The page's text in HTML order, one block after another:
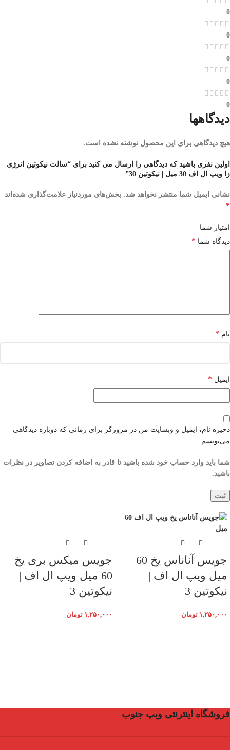
0
0
0
0
0
دیدگاهها
هیچ دیدگاهی برای این محصول نوشته نشده است.
اولین نفری باشید که دیدگاهی را ارسال می کنید برای “سالت نیکوتین انرژی
زا ویپ ال اف 30 میل | نیکوتین 30”
نشانی ایمیل شما منتشر نخواهد شد. بخش‌های موردنیاز علامت‌گذاری شده‌اند
*
امتیاز شما
دیدگاه شما *
نام *
ایمیل *
ذخیره نام، ایمیل و وبسایت من در مرورگر برای زمانی که دوباره دیدگاهی
می‌نویسم.
شما باید وارد حساب خود شده باشید تا قادر به اضافه کردن تصاویر در نظرات
باشید.
جویس آناناس یخ 60
میل ویپ ال اف |
نیکوتین 3
۱,۲۵۰,۰۰۰ تومان
جویس میکس بری یخ
60 میل ویپ ال اف |
نیکوتین 3
۱,۲۵۰,۰۰۰ تومان
فروشگاه اینترنتی ویپ جنوب